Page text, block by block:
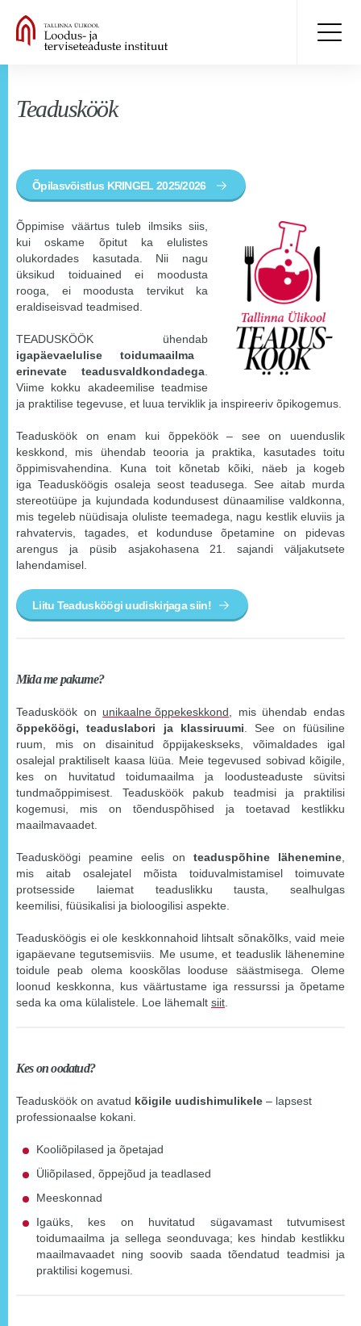
Teadusköök
Õpilasvõistlus KRINGEL 2025/2026
Õppimise väärtus tuleb ilmsiks siis,
kui oskame õpitut ka elulistes
olukordades kasutada. Nii nagu
üksikud toiduained ei moodusta
rooga, ei moodusta tervikut ka
eraldiseisvad teadmised.
TEADUSKÖÖK ühendab
igapäevaelulise toidumaailma
erinevate teadusvaldkondadega
Viime kokku akadeemilise teadmise
ja praktilise tegevuse, et luua terviklik ja inspireeriv õpikogemus.
Teadusköök on enam kui õppeköök – see on uuenduslik
keskkond, mis ühendab teooria ja praktika, kasutades toitu
õppimisvahendina. Kuna toit kõnetab kõiki, näeb ja kogeb
iga Teadusköögis osaleja seost teadusega. See aitab murda
stereotüüpe ja kujundada kodundusest dünaamilise valdkonna,
mis tegeleb nüüdisaja oluliste teemadega, nagu kestlik eluviis ja
rahvatervis, tagades, et kodunduse õpetamine on pidevas
arengus ja püsib asjakohasena 21. sajandi väljakutsete
lahendamisel.
Liitu Teadusköögi uudiskirjaga siin!
Mida me pakume?
Teadusköök on unikaalne õppekeskkond , mis ühendab endas
õppeköögi, teaduslabori ja klassiruumi . See on füüsiline
ruum, mis on disainitud õppijakeskseks, võimaldades igal
osalejal praktiliselt kaasa lüüa. Meie tegevused sobivad kõigile,
kes on huvitatud toidumaailma ja loodusteaduste süvitsi
tundmaõppimisest. Teadusköök pakub teadmisi ja praktilisi
kogemusi, mis on tõenduspõhised ja toetavad kestlikku
maailmavaadet.
Teadusköögi peamine eelis on teaduspõhine lähenemine
mis aitab osalejatel mõista toiduvalmistamisel toimuvate
protsesside laiemat teaduslikku tausta, sealhulgas
keemilisi, füüsikalisi ja bioloogilisi aspekte.
Teadusköögis ei ole keskkonnahoid lihtsalt sõnakõlks, vaid meie
igapäevane tegutsemisviis. Me usume, et teaduslik lähenemine
toidule peab olema kooskõlas looduse säästmisega. Oleme
loonud keskkonna, kus väärtustame iga ressurssi ja õpetame
seda ka oma külalistele. Loe lähemalt siit
Kes on oodatud?
Teadusköök on avatud kõigile uudishimulikele – lapsest
professionaalse kokani.
Kooliõpilased ja õpetajad
Üliõpilased, õppejõud ja teadlased
Meeskonnad
Igaüks, kes on huvitatud sügavamast tutvumisest
toidumaailma ja sellega seonduvaga; kes hindab kestlikku
maailmavaadet ning soovib saada tõendatud teadmisi ja
praktilisi kogemusi.